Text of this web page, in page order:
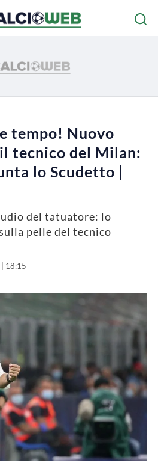
tempo! Nuovo
tecnico del Milan:
lo Scudetto |
del tatuatore: lo
pelle del tecnico
18:15